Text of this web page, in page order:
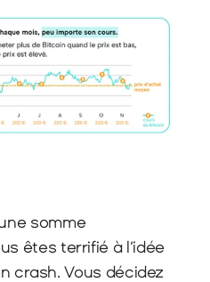
somme
êtes terrifié à l’idée
crash. Vous décidez